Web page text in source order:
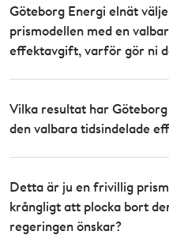
Göteborg Energi elnät
prismodellen med en
effektavgift, varför gör ni
Vilka resultat har
den valbara tidsindelade
Detta är ju en frivillig
krångligt att plocka bort
regeringen önskar?